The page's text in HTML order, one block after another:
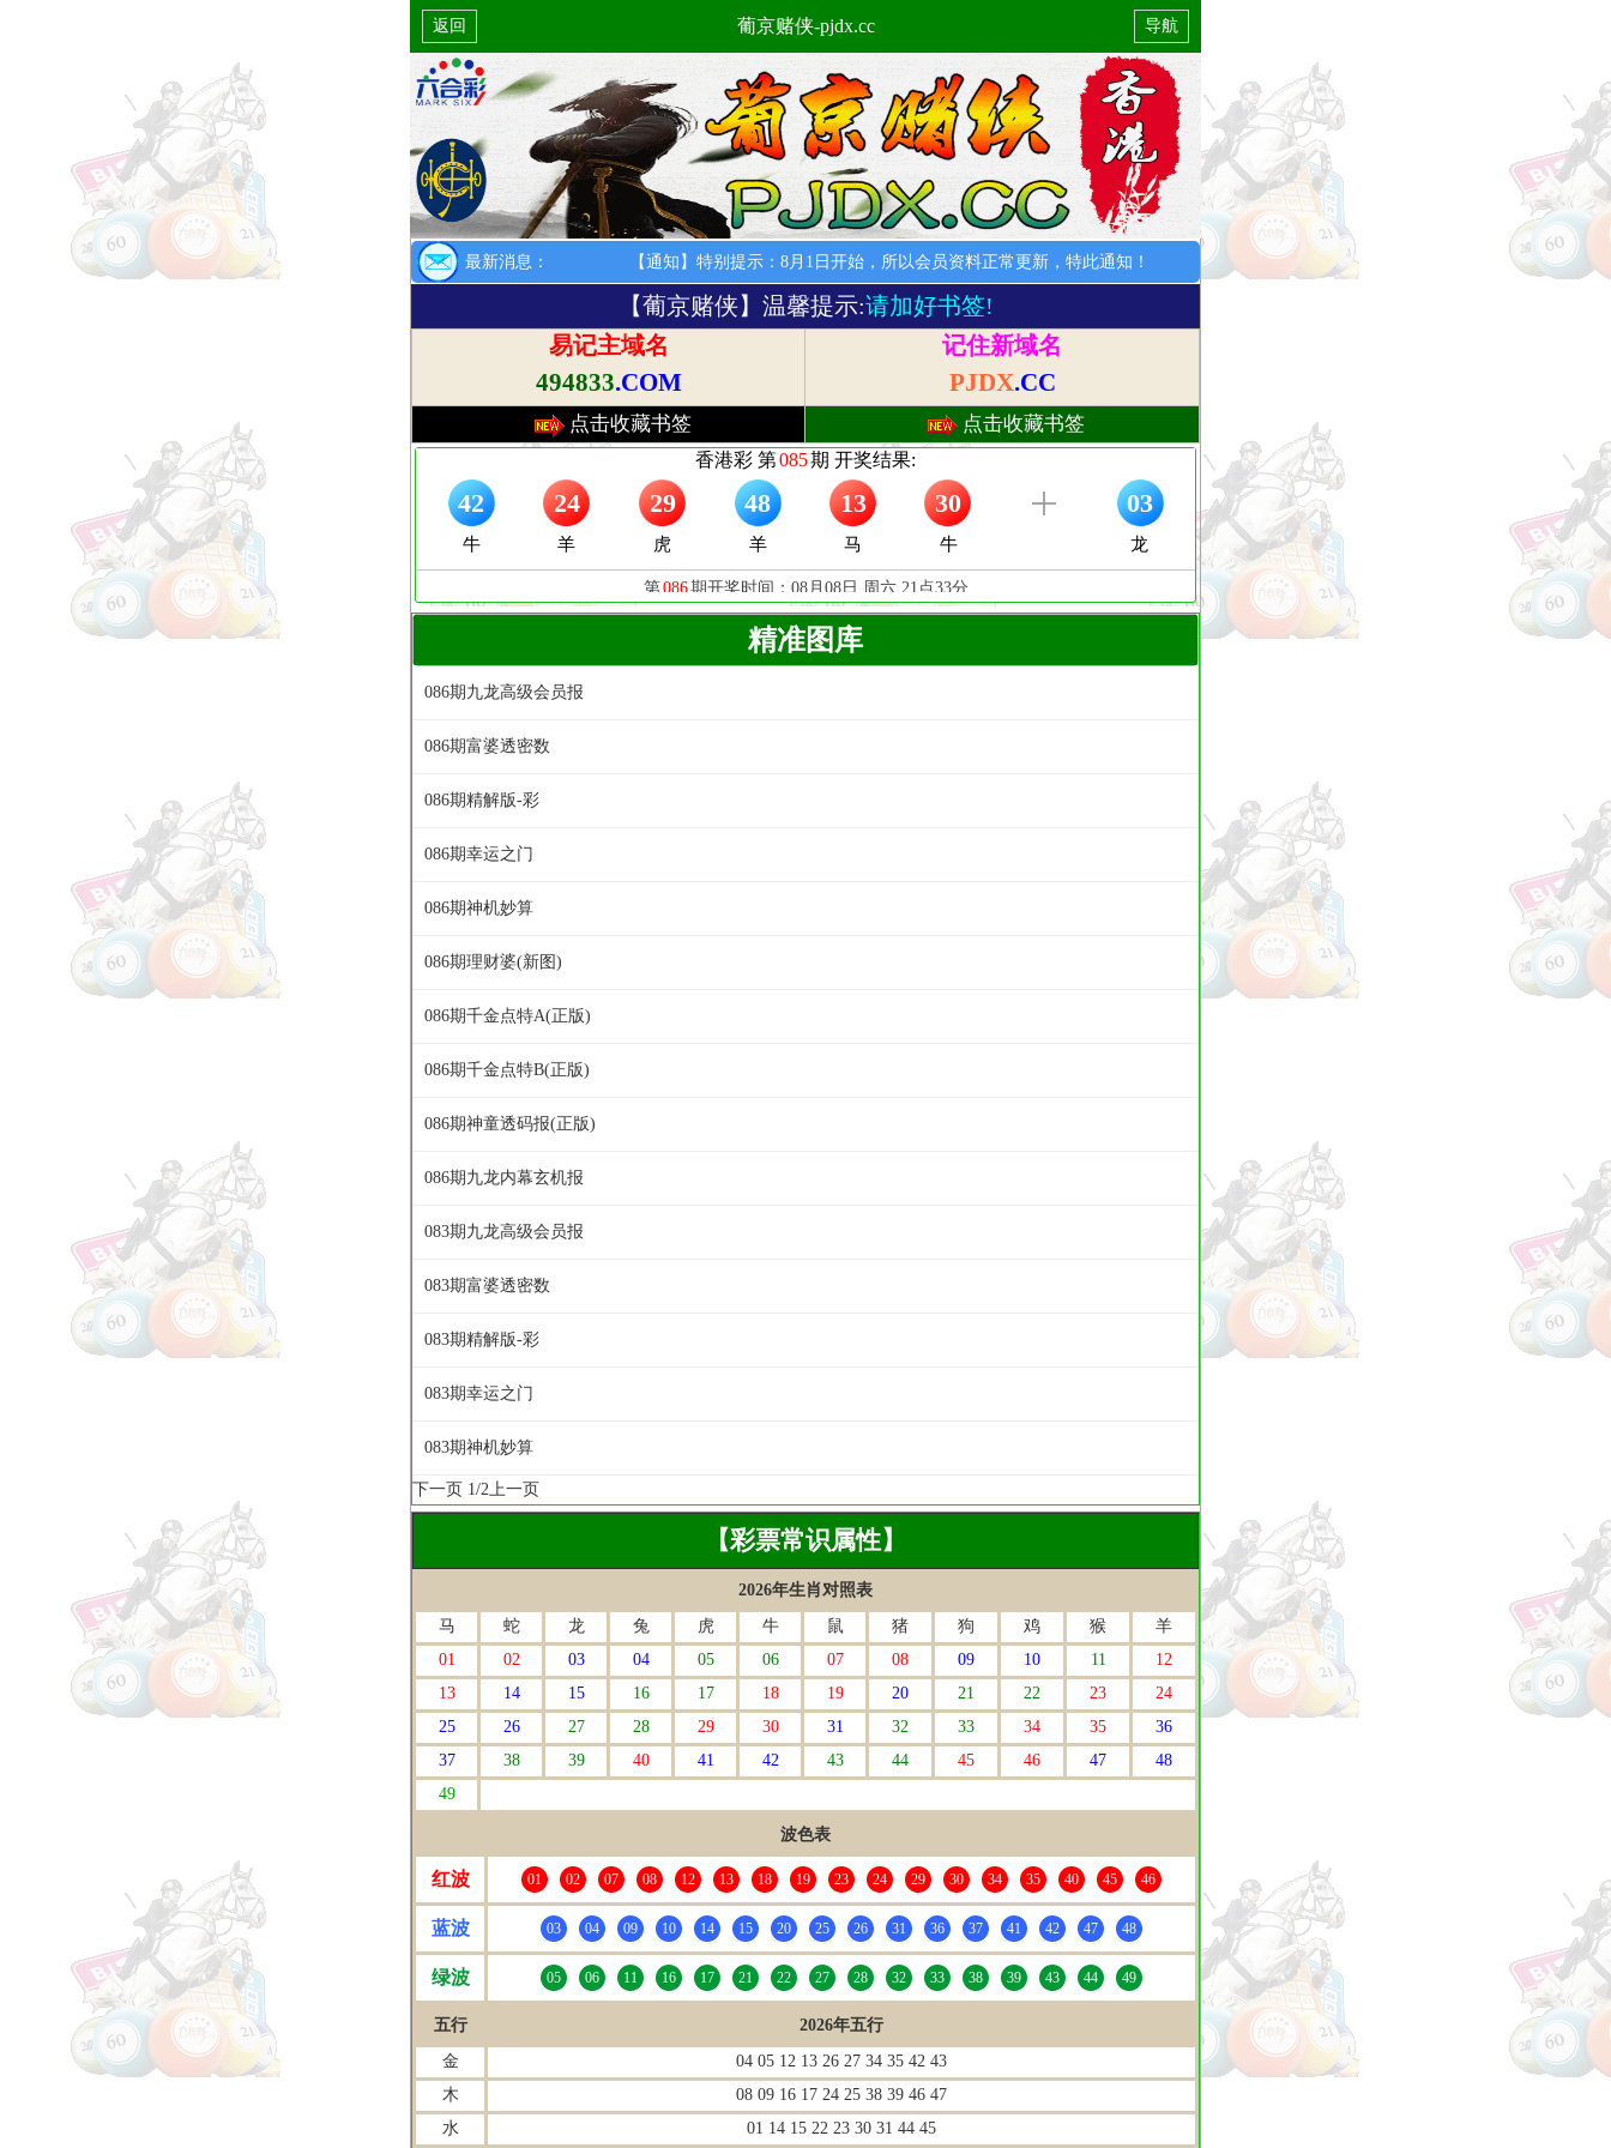
返回 葡京赌侠-pjdx.cc 导航
最新消息： 【通知】特别提示：8月1日开始，所以会员资料正常更新，特此通知！
【葡京赌侠】温馨提示:请加好书签!
易记主域名
494833.COM
记住新域名
PJDX.CC
点击收藏书签 点击收藏书签
精准图库
086期九龙高级会员报
086期富婆透密数
086期精解版-彩
086期幸运之门
086期神机妙算
086期理财婆(新图)
086期千金点特A(正版)
086期千金点特B(正版)
086期神童透码报(正版)
086期九龙内幕玄机报
083期九龙高级会员报
083期富婆透密数
083期精解版-彩
083期幸运之门
083期神机妙算
下一页 1/2上一页
【彩票常识属性】
2026年生肖对照表
马
蛇 龙 兔 虎 牛 鼠 猪 狗 鸡 猴
羊
01
02 03 04 05 06 07 08 09 10 11
12
13
14 15 16 17 18 19 20 21 22 23
24
25
26 27 28 29 30 31 32 33 34 35
36
37
38 39 40 41 42 43 44 45 46 47
48
49
波色表
红波 01 02 07 08 12 13 18 19 23 24 29 30 34 35 40 45 46
蓝波 03 04 09 10 14 15 20 25 26 31 36 37 41 42 47 48
绿波 05 06 11 16 17 21 22 27 28 32 33 38 39 43 44 49
五行
2026年五行
金
04 05 12 13 26 27 34 35 42 43
木
08 09 16 17 24 25 38 39 46 47
水
01 14 15 22 23 30 31 44 45